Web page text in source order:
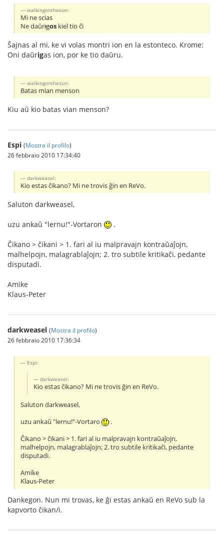
walkingonthesun:
Mi ne scias
Ne daŭrigos kiel tio ĉi
Ŝajnas al mi, ke vi volas montri ion en la estonteco. Krome:
Oni daŭrigas ion, por ke tio daŭru.
walkingonthesun:
Batas mian menson
Kiu aŭ kio batas vian menson?
Espi (Mostra il profilo)
26 febbraio 2010 17:34:40
darkweasel:
Kio estas ĉikano? Mi ne trovis ĝin en ReVo.
Saluton darkweasel,
uzu ankaŭ "lernu!"-Vortaron .
Ĉikano > ĉikani > 1. fari al iu malpravajn kontraŭaĵojn,
malhelpojn, malagrablaĵojn; 2. tro subtile kritikaĉi, pedante
disputadi.
Amike
Klaus-Peter
darkweasel (Mostra il profilo)
26 febbraio 2010 17:36:34
Espi:
darkweasel:
Kio estas ĉikano? Mi ne trovis ĝin en ReVo.
Saluton darkweasel,
uzu ankaŭ "lernu!"-Vortaro
.
Ĉikano > ĉikani > 1. fari al iu malpravajn kontraŭaĵojn,
malhelpojn, malagrablaĵojn; 2. tro subtile kritikaĉi, pedante
disputadi.
Amike
Klaus-Peter
Dankegon. Nun mi trovas, ke ĝi estas ankaŭ en ReVo sub la
kapvorto ĉikan/i.